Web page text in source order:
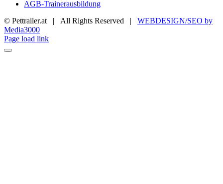
AGB-Trainerausbildung
© Pettrailer.at | All Rights Reserved | WEBDESIGN/SEO by
Media3000
Facebook
X
YouTube
Instagram
Page load link